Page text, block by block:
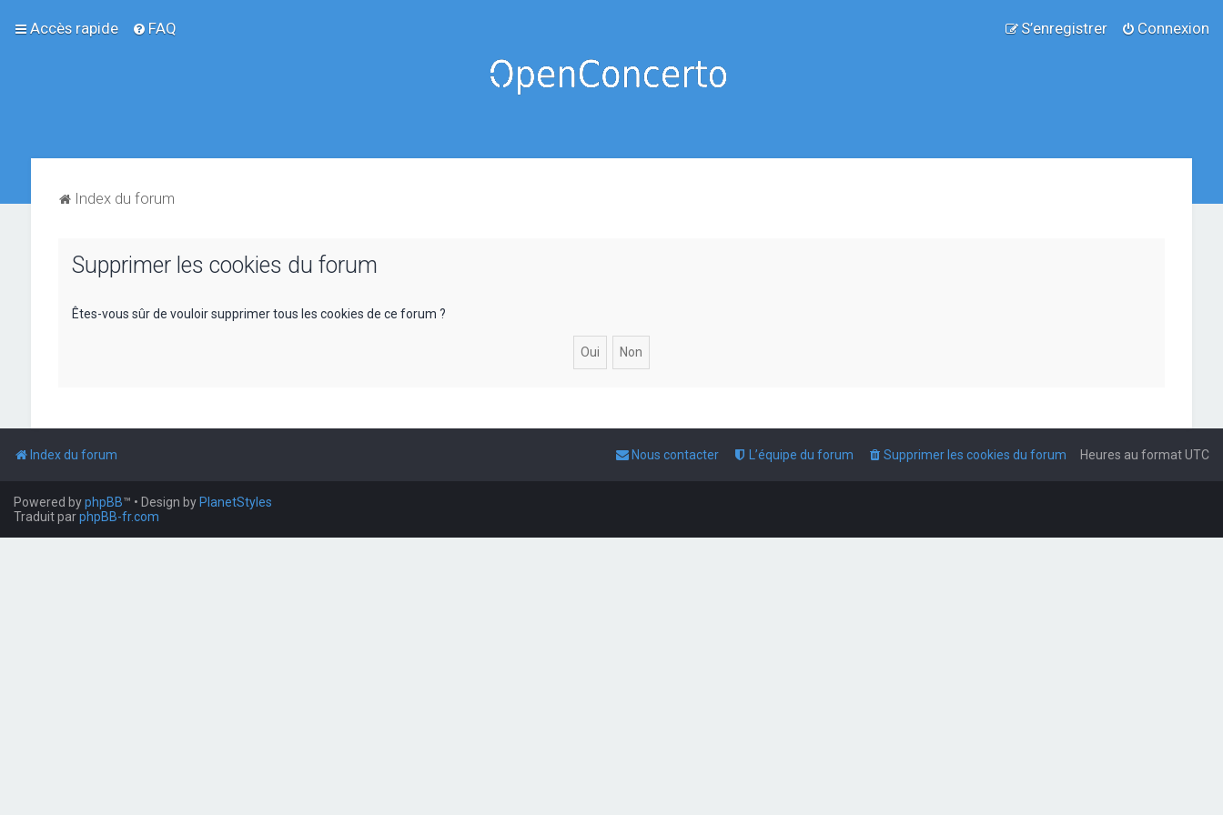
Accès rapide FAQ Connexion
S’enregistrer
Index du forum
Supprimer les cookies du forum
Êtes-vous sûr de vouloir supprimer tous les cookies de ce forum ?
Index du forum Heures au formatUTC
Supprimer les cookies du forum
L’équipe du forum
Nous contacter
Powered byphpBB™ • Design by PlanetStyles
Traduit parphpBB-fr.com